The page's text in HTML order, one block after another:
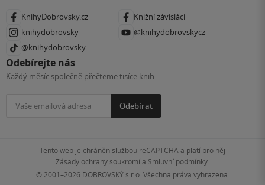
KnihyDobrovsky.cz
Knižní závisláci
knihydobrovsky
@knihydobrovskycz
@knihydobrovsky
Odebírejte nás
Každý měsíc společně přečteme tisíce knih
Odebírat
Tento web je chráněn službou reCAPTCHA a platí pro něj
Zásady ochrany soukromía Smluvní podmínky
© 2001–2026 DOBROVSKÝ s.r.o. Všechna práva vyhrazena.